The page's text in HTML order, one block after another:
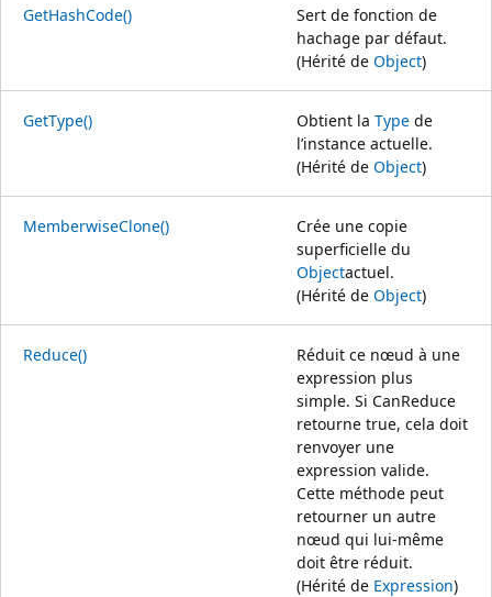
GetHashCode()
Sert de fonction de
hachage par défaut.
(Hérité de Object)
GetType() Obtient la Type de
l’instance actuelle.
(Hérité de Object)
MemberwiseClone()
Crée une copie
superficielle du
Objectactuel.
(Hérité de Object)
Reduce()
Réduit ce nœud à une
expression plus
simple. Si CanReduce
retourne true, cela doit
renvoyer une
expression valide.
Cette méthode peut
retourner un autre
nœud qui lui-même
doit être réduit.
(Hérité de Expression)